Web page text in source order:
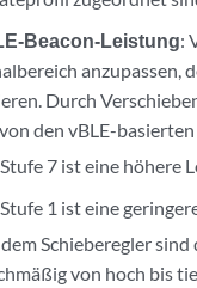
Beacon-Leistung:
anzupassen,
Durch
den vBLE-
Stufe 7 ist eine höhere
Stufe 1 ist eine
Schieberegler
von hoch bis